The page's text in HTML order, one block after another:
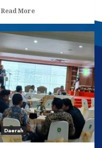
Read MoreRead
Aulia
Basri
Nahkodai
KAHMI
Kukar
2026–
2031,
Siap
Perkuat
Jejaring
untuk
Daerah